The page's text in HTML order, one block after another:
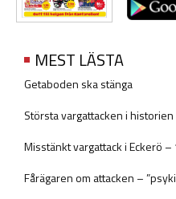
MEST LÄSTA
Getaboden ska stänga
Största vargattacken i
Misstänkt vargattack i Eckerö
Fårägaren om attacken –